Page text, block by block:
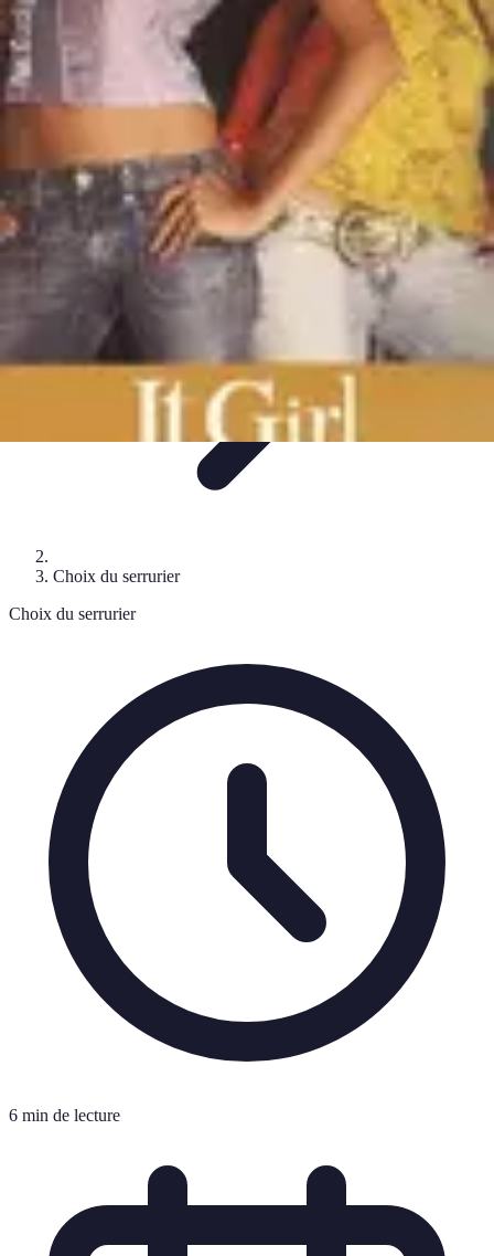
Trouver un Serrurier
Conseils pratiques
Choisir un serrurier
Recherche de
serrurier
Conseils et Astuces Sécurité
Choix du serrurier
Choix du serrurier
6 min de lecture